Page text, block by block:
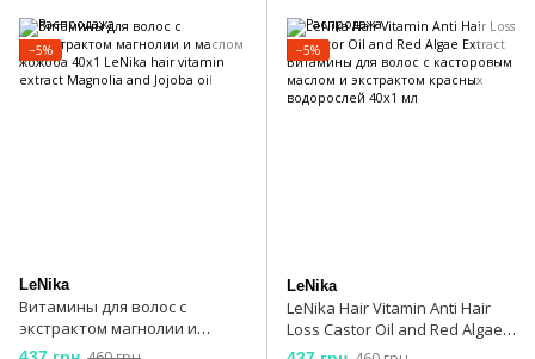
−5%
LeNika
Витамины для волос с
экстрактом магнолии и
маслом жожоба 40x1 LeNika
−5%
LeNika
LeNika Hair Vitamin Anti Hair
Loss Castor Oil and Red Algae
Extract Витамины для волос с